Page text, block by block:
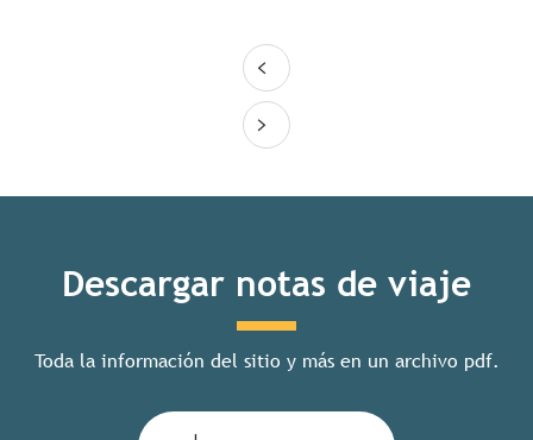
Descargar notas de viaje
Toda la información del sitio y más en un archivo pdf.